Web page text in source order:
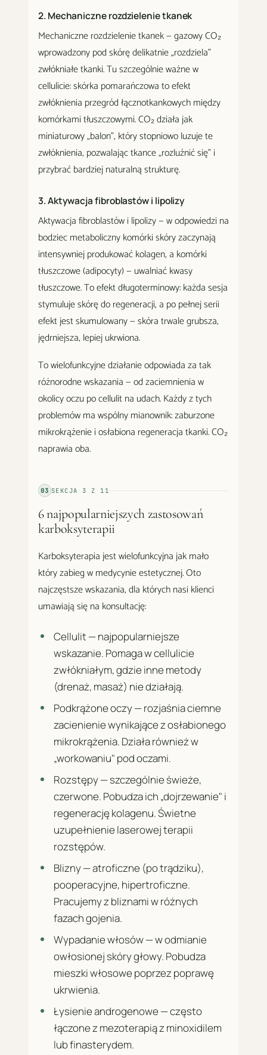
2. Mechaniczne rozdzielenie tkanek
Mechaniczne rozdzielenie tkanek — gazowy CO₂
wprowadzony pod skórę delikatnie „rozdziela"
zwłókniałe tkanki. Tu szczególnie ważne w
cellulicie: skórka pomarańczowa to efekt
zwłóknienia przegród łącznotkankowych między
komórkami tłuszczowymi. CO₂ działa jak
miniaturowy „balon", który stopniowo luzuje te
zwłóknienia, pozwalając tkance „rozluźnić się" i
przybrać bardziej naturalną strukturę.
3. Aktywacja fibroblastów i lipolizy
Aktywacja fibroblastów i lipolizy — w odpowiedzi na
bodziec metaboliczny komórki skóry zaczynają
intensywniej produkować kolagen, a komórki
tłuszczowe (adipocyty) — uwalniać kwasy
tłuszczowe. To efekt długoterminowy: każda sesja
stymuluje skórę do regeneracji, a po pełnej serii
efekt jest skumulowany — skóra trwale grubsza,
jędrniejsza, lepiej ukrwiona.
To wielofunkcyjne działanie odpowiada za tak
różnorodne wskazania — od zaciemnienia w
okolicy oczu po cellulit na udach. Każdy z tych
problemów ma wspólny mianownik: zaburzone
mikrokrążenie i osłabiona regeneracja tkanki. CO₂
naprawia oba.
03 SEKCJA3 Z 11
6 najpopularniejszych zastosowań
karboksyterapii
Karboksyterapia jest wielofunkcyjna jak mało
który zabieg w medycynie estetycznej. Oto
najczęstsze wskazania, dla których nasi klienci
umawiają się na konsultację:
Cellulit — najpopularniejsze
wskazanie. Pomaga w cellulicie
zwłókniałym, gdzie inne metody
(drenaż, masaż) nie działają.
Podkrążone oczy — rozjaśnia ciemne
zacienienie wynikające z osłabionego
mikrokrążenia. Działa również w
„workowaniu" pod oczami.
Rozstępy — szczególnie świeże,
czerwone. Pobudza ich „dojrzewanie" i
regenerację kolagenu. Świetne
uzupełnienie laserowej terapii
rozstępów.
Blizny — atroficzne (po trądziku),
pooperacyjne, hipertroficzne.
Pracujemy z bliznami w różnych
fazach gojenia.
Wypadanie włosów — w odmianie
owłosionej skóry głowy. Pobudza
mieszki włosowe poprzez poprawę
ukrwienia.
Łysienie androgenowe — często
łączone z mezoterapią z minoxidilem
lub finasterydem.